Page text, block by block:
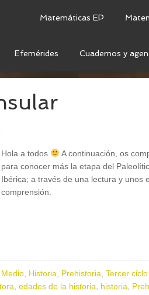
Matemáticas EP
Efemérides Cuadernos y
Hola a todos
A continuación, os
para conocer más la etapa del
Ibérica; a través de una lectura y unos
comprensión.
Historia Prehistoria Tercer ciclo
edades de la historia historia